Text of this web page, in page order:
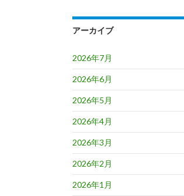
アーカイブ
2026年7月
2026年6月
2026年5月
2026年4月
2026年3月
2026年2月
2026年1月